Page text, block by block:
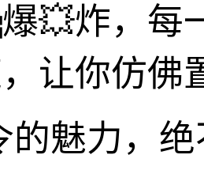
💥炸，每
让你仿佛
的魅力，